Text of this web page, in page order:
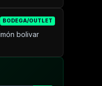
BODEGA/OUTLET
bolivar